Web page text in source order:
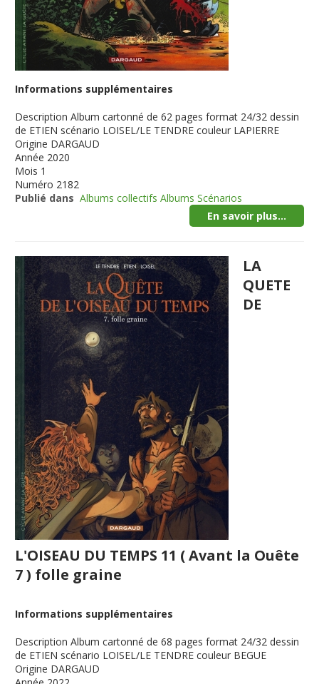
Informations supplémentaires
Description Album cartonné de 62 pages format 24/32 dessin
de ETIEN scénario LOISEL/LE TENDRE couleur LAPIERRE
Origine DARGAUD
Année 2020
Mois 1
Numéro 2182
Publié dans Albums collectifs Albums Scénarios
En savoir plus...
LA
QUETE
DE
L'OISEAU DU TEMPS 11 ( Avant la Ouête
7 ) folle graine
Informations supplémentaires
Description Album cartonné de 68 pages format 24/32 dessin
de ETIEN scénario LOISEL/LE TENDRE couleur BEGUE
Origine DARGAUD